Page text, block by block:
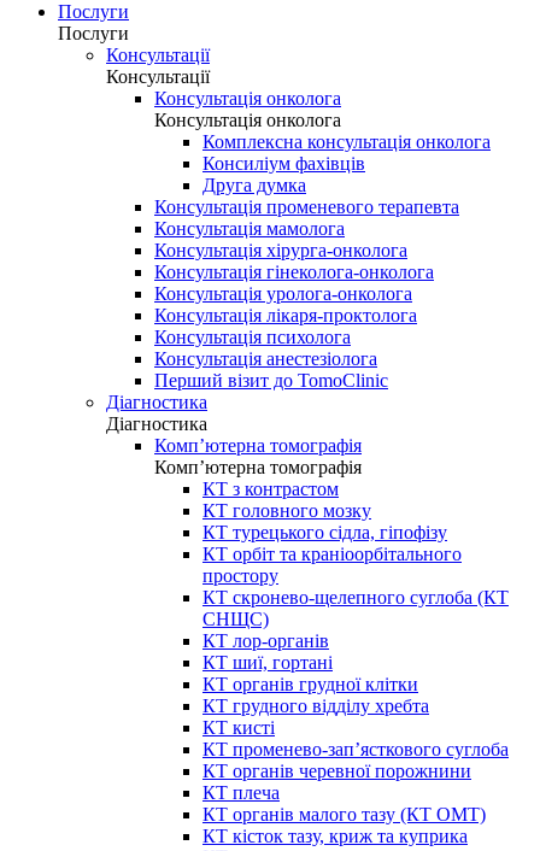
Послуги
Послуги
Консультації
Консультації
Консультація онколога
Консультація онколога
Комплексна консультація онколога
Консиліум фахівців
Друга думка
Консультація променевого терапевта
Консультація мамолога
Консультація хірурга-онколога
Консультація гінеколога-онколога
Консультація уролога-онколога
Консультація лікаря-проктолога
Консультація психолога
Консультація анестезіолога
Перший візит до TomoClinic
Діагностика
Діагностика
Комп’ютерна томографія
Комп’ютерна томографія
КТ з контрастом
КТ головного мозку
КТ турецького сідла, гіпофізу
КТ орбіт та краніоорбітального
простору
КТ скронево-щелепного суглоба (КТ
СНЩС)
КТ лор-органів
КТ шиї, гортані
КТ органів грудної клітки
КТ грудного відділу хребта
КТ кисті
КТ променево-зап’ясткового суглоба
КТ органів черевної порожнини
КТ плеча
КТ органів малого тазу (КТ ОМТ)
КТ кісток тазу, криж та куприка